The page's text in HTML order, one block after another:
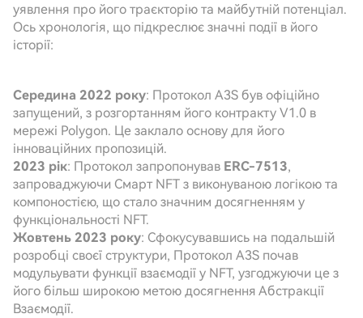
уявлення про його траєкторію та майбутній потенціал.
Ось хронологія, що підкреслює значні події в його
історії:
Середина 2022 року: Протокол A3S був офіційно
запущений, з розгортанням його контракту V1.0 в
мережі Polygon. Це заклало основу для його
інноваційних пропозицій.
2023 рік: Протокол запропонував ERC-7513,
запроваджуючи Смарт NFT з виконуваною логікою та
компоностією, що стало значним досягненням у
функціональності NFT.
Жовтень 2023 року: Сфокусувавшись на подальшій
розробці своєї структури, Протокол A3S почав
модульувати функції взаємодії у NFT, узгоджуючи це з
його більш широкою метою досягнення Абстракції
Взаємодії.